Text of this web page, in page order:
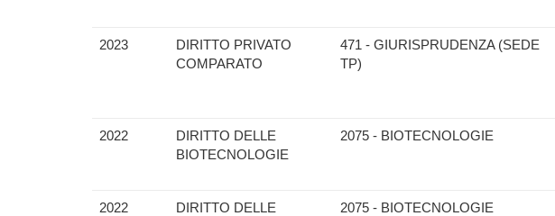
2023
DIRITTO PRIVATO
COMPARATO
471 - GIURISPRUDENZA (SEDE
TP)
2022
DIRITTO DELLE
BIOTECNOLOGIE
2075 - BIOTECNOLOGIE
2022
DIRITTO DELLE
2075 - BIOTECNOLOGIE